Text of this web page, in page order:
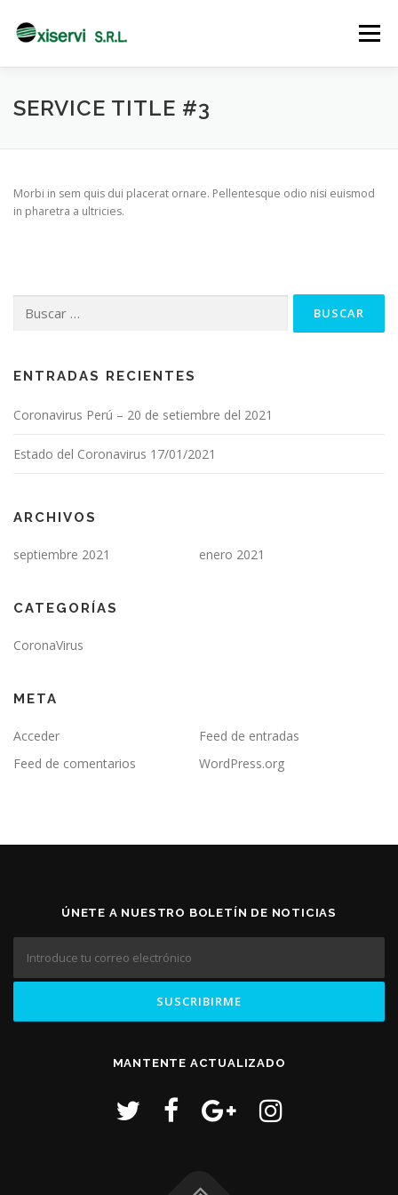
contenido
Menú
SOBRE NOSOTROS NOTICIAS
SERVICE TITLE #3
Morbi in sem quis dui placerat ornare. Pellentesque odio nisi euismod
in pharetra a ultricies.
ENTRADAS RECIENTES
Coronavirus Perú – 20 de setiembre del 2021
Estado del Coronavirus 17/01/2021
ARCHIVOS
septiembre 2021 enero 2021
CATEGORÍAS
CoronaVirus
META
Acceder
Feed de entradas
Feed de comentarios
WordPress.org
ÚNETE A NUESTRO BOLETÍN DE NOTICIAS
MANTENTE ACTUALIZADO